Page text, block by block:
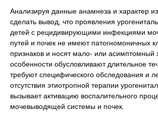
Анализируя данные анамнеза и характер
сделать вывод, что проявления
детей с рецидивирующими инфекциями
путей и почек не имеют патогномоничных
признаков и носят мало- или асимптомный
особенности обусловливают длительное
требуют специфического обследования и
отсутствия этиотропной терапии
вызывает активацию воспалительного
мочевыводящей системы и почек.